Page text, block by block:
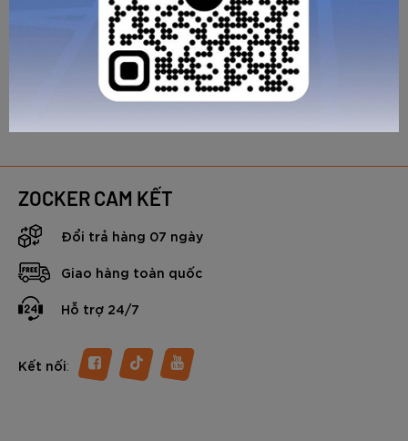
TIẾP TỤC MUA HÀNG
HOÀN TẤT ĐƠN HÀNG
ZOCKER CAM KẾT
Đổi trả hàng 07 ngày
Giao hàng toàn quốc
Hỗ trợ 24/7
Kết nối: